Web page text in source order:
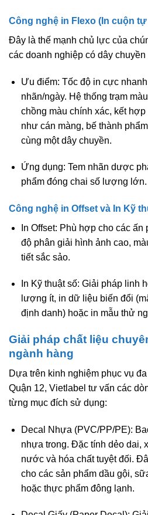
Công nghệ in Flexo (In cuộn
Đây là thế mạnh chủ lực của
các doanh nghiệp có dây
Ưu điểm: Tốc độ in cực
nhãn/ngày. Hệ thống trạm
chồng màu chính xác, kết
như cán màng, bế thành
cùng một dây chuyền.
Ứng dụng: Tem nhãn dược
phẩm đóng chai số lượng lớn.
Công nghệ in Offset và In Kỹ
In Offset: Phù hợp cho các ấn
độ phân giải hình ảnh cao,
tiết sắc sảo.
In Kỹ thuật số: Giải pháp linh
lượng ít, in dữ liệu biến đổi
định danh) hoặc in mẫu thử
Giải pháp chất liệu
ngành hàng
Dựa trên kinh nghiệm phục vụ
Quận 12, Vietlabel tư vấn các
từng mục đích sử dụng:
Decal Nhựa (PVC/PP/PE):
nhựa trong. Đặc tính dẻo dai,
nước và hóa chất tuyệt đối.
cho các sản phẩm dầu gội,
hoặc thực phẩm đông lạnh.